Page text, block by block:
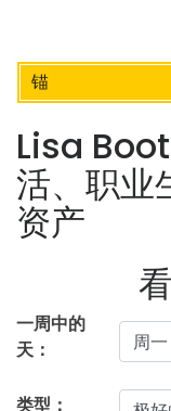
锚
Lisa
活、职业
资产
一周中的
天：
类型：